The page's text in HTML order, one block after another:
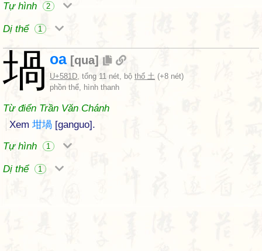
Tự hình
2
Dị thể 1
堝 oa[qua]
U+581D, tổng 11 nét, bộ thổ 土 (+8 nét)
phồn thể, hình thanh
Từ điển Trần Văn Chánh
Xem 坩堝 [ganguo].
Tự hình
1
Dị thể 1